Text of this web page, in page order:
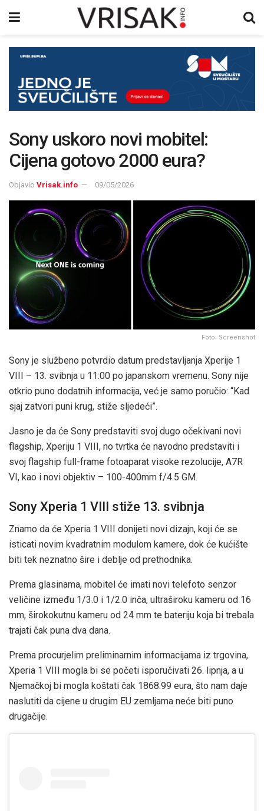
Sony uskoro novi mobitel:
Cijena gotovo 2000 eura?
Objavio Vrisak.info 09/05/2026
Foto: Screenshot
Sony je službeno potvrdio datum predstavljanja Xperije 1
VIII – 13. svibnja u 11:00 po japanskom vremenu. Sony nije
otkrio puno dodatnih informacija, već je samo poručio: “Kad
sjaj zatvori puni krug, stiže sljedeći”.
Jasno je da će Sony predstaviti svoj dugo očekivani novi
flagship, Xperiju 1 VIII, no tvrtka će navodno predstaviti i
svoj flagship full-frame fotoaparat visoke rezolucije, A7R
VI, kao i novi objektiv – 100-400mm f/4.5 GM.
Sony Xperia 1 VIII stiže 13. svibnja
Znamo da će Xperia 1 VIII donijeti novi dizajn, koji će se
isticati novim kvadratnim modulom kamere, dok će kućište
biti tek neznatno šire i deblje od prethodnika.
Prema glasinama, mobitel će imati novi telefoto senzor
veličine između 1/3.0 i 1/2.0 inča, ultraširoku kameru od 16
mm, širokokutnu kameru od 24 mm te bateriju koja bi trebala
trajati čak puna dva dana.
Prema procurjelim preliminarnim informacijama iz trgovina,
Xperia 1 VIII mogla bi se početi isporučivati 26. lipnja, a u
Njemačkoj bi mogla koštati čak 1868.99 eura, što nam daje
naslutiti da cijene u drugim EU zemljama neće biti puno
drugačije.